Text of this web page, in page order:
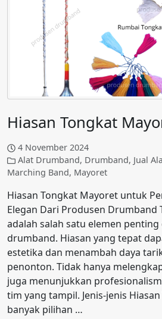
Hiasan Tongkat
4 November 2024
Alat Drumband, Drumband, Jual
Marching Band, Mayoret
Hiasan Tongkat Mayoret untuk
Elegan Dari Produsen Drumband
adalah salah satu elemen
drumband. Hiasan yang tepat
estetika dan menambah daya
penonton. Tidak hanya
juga menunjukkan
tim yang tampil. Jenis-jenis
banyak pilihan …